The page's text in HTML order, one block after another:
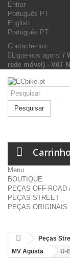
Entrar
Português PT
English
Português PT
Contacte-nos
Ligue-nos agora: /
rede móvel) - VAT
Pesquisar
Carrinho
Menu
BOUTIQUE
PEÇAS OFF-ROAD
PEÇAS STREET
PEÇAS ORIGINAIS
Peças
MV Agusta
U-